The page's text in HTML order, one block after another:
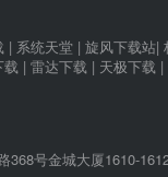
| 系统天堂 | 旋风下载站|
载 | 雷达下载 | 天极下载 |
368号金城大厦1610-